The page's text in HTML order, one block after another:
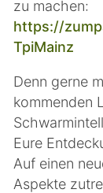
zu machen:
https://
TpiMainz
Denn gerne
kommenden
Eure
Auf einen
Aspekte